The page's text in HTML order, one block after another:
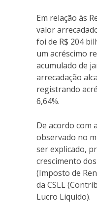
Em relação às
valor
foi de R$ 204
um acréscimo
acumulado de
arrecadação
registrando
6,64%.
De acordo com
observado no
ser explicado,
crescimento
(Imposto de
da CSLL
Lucro Liquido).